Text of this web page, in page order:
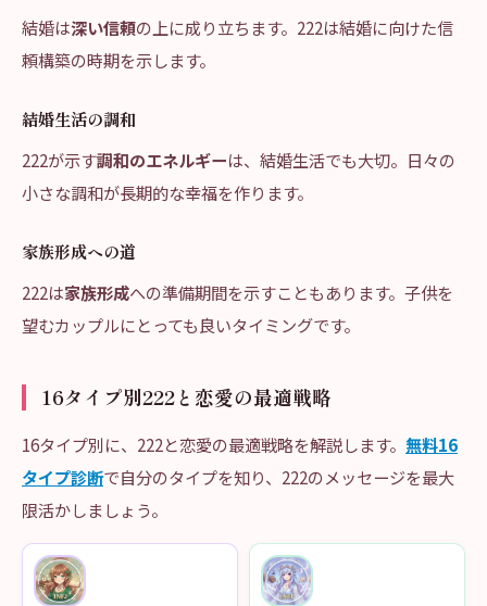
結婚は深い信頼の上に成り立ちます。222は結婚に向けた信
頼構築の時期を示します。
結婚生活の調和
222が示す調和のエネルギーは、結婚生活でも大切。日々の
小さな調和が長期的な幸福を作ります。
家族形成への道
222は家族形成への準備期間を示すこともあります。子供を
望むカップルにとっても良いタイミングです。
16タイプ別222と恋愛の最適戦略
16タイプ別に、222と恋愛の最適戦略を解説します。 無料16
タイプ診断で自分のタイプを知り、222のメッセージを最大
限活かしましょう。